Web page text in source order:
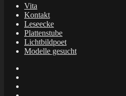
Vita
Kontakt
Leseecke
Plattenstube
Lichtbildpoet
Modelle gesucht